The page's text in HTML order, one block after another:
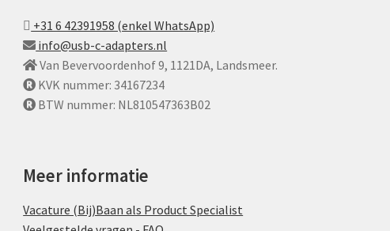
+31 6 42391958 (enkel WhatsApp)
info@usb-c-adapters.nl
Van Bevervoordenhof 9, 1121DA, Landsmeer.
KVK nummer: 34167234
BTW nummer: NL810547363B02
Meer informatie
Vacature (Bij)Baan als Product Specialist